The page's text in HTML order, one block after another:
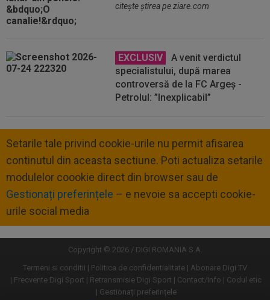
citeşte ştirea pe ziare.com
EXCLUSIV
A venit verdictul
specialistului, după marea
controversă de la FC Argeș -
Petrolul: ”Inexplicabil”
Setarile tale privind cookie-urile nu permit afisarea
continutul din aceasta sectiune. Poti actualiza setarile
modulelor coookie direct din browser sau de
Gestionați preferințele – e nevoie sa accepti cookie-
urile social media
Copyright © 2026 / DIGI ROMANIA S.A.
Termeni si conditii
Politica de confidentialitate
Abonare Digi TV
Frecvente Digi Sport
Retransmisie Digi Sport Contact/Info
Codul etic
Gestionați preferințele